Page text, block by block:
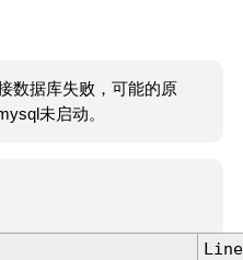
数据库失败，可能的原
未启动。
Line